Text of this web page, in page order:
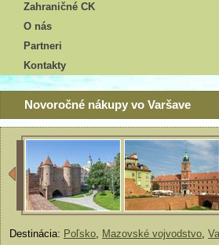
Zahraničné CK
O nás
Partneri
Kontakty
Novoročné nákupy vo Varšave
Destinácia: Poľsko, Mazovské vojvodstvo,